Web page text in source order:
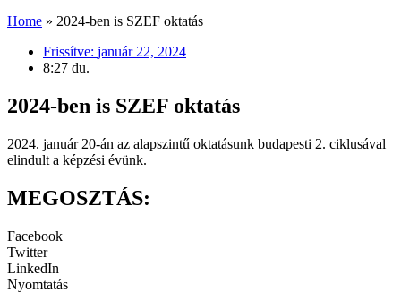
Home » 2024-ben is SZEF oktatás
Frissítve: január 22, 2024
8:27 du.
2024-ben is SZEF oktatás
2024. január 20-án az alapszintű oktatásunk budapesti 2. ciklusával
elindult a képzési évünk.
MEGOSZTÁS:
Facebook
Twitter
LinkedIn
Nyomtatás